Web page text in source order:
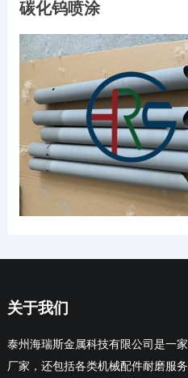
碳化钨喷涂
关于我们
泰州海瑞斯金属科技有限公司是一
厂家，还包括各类机械配件耐磨服